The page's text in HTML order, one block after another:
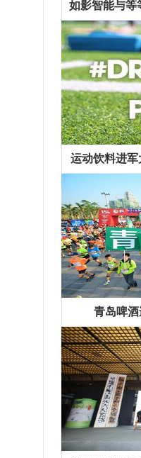
运动饮料进军
青岛啤